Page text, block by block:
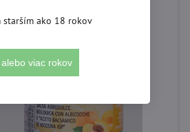
starším ako 18 rokov
viac rokov